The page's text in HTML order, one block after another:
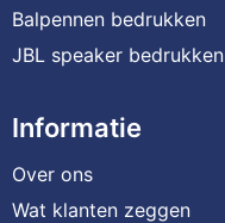
Balpennen bedrukken
JBL speaker bedrukken
Informatie
Over ons
Wat klanten zeggen